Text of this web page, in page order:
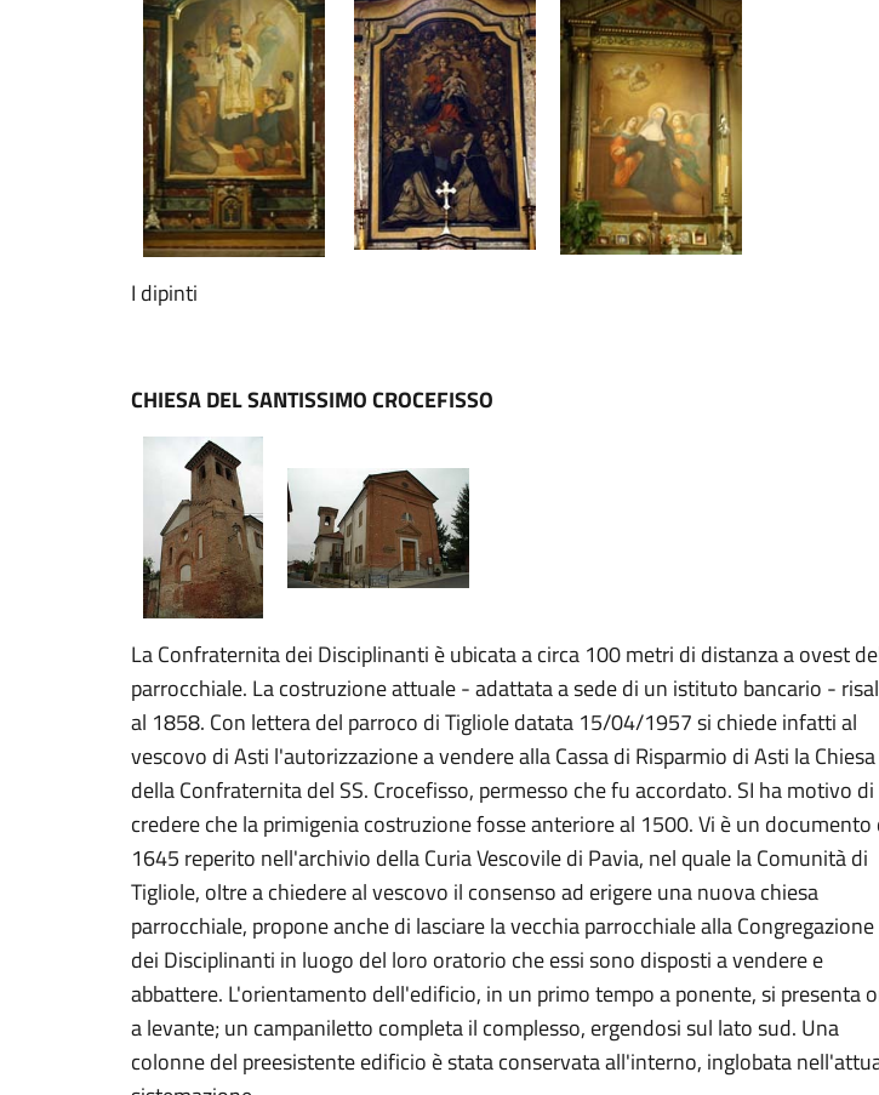
I dipinti
CHIESA DEL SANTISSIMO CROCEFISSO
La Confraternita dei Disciplinanti è ubicata a circa 100 metri di distanza a ovest
parrocchiale. La costruzione attuale - adattata a sede di un istituto bancario -
al 1858. Con lettera del parroco di Tigliole datata 15/04/1957 si chiede infatti al
vescovo di Asti l'autorizzazione a vendere alla Cassa di Risparmio di Asti la Chiesa
della Confraternita del SS. Crocefisso, permesso che fu accordato. SI ha motivo di
credere che la primigenia costruzione fosse anteriore al 1500. Vi è un documento
1645 reperito nell'archivio della Curia Vescovile di Pavia, nel quale la Comunità di
Tigliole, oltre a chiedere al vescovo il consenso ad erigere una nuova chiesa
parrocchiale, propone anche di lasciare la vecchia parrocchiale alla Congregazione
dei Disciplinanti in luogo del loro oratorio che essi sono disposti a vendere e
abbattere. L'orientamento dell'edificio, in un primo tempo a ponente, si presenta
a levante; un campaniletto completa il complesso, ergendosi sul lato sud. Una
colonne del preesistente edificio è stata conservata all'interno, inglobata